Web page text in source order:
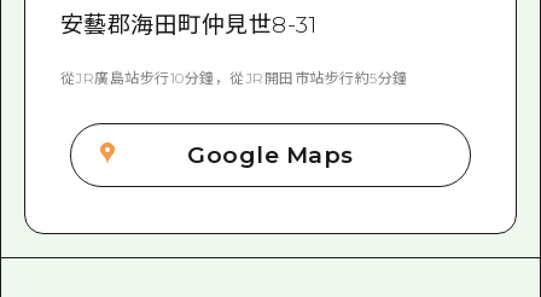
安藝郡海田町仲見世8-31
從JR廣島站步行10分鐘，從JR開田市站步行約5分鐘
Google Maps